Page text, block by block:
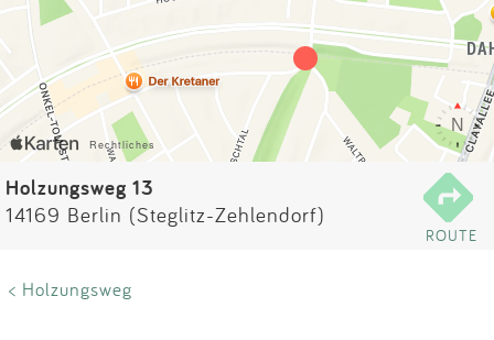
Kontakt
Impressum
Holzungsweg 13
14169 Berlin (Steglitz-Zehlendorf)
ROUTE
< Holzungsweg